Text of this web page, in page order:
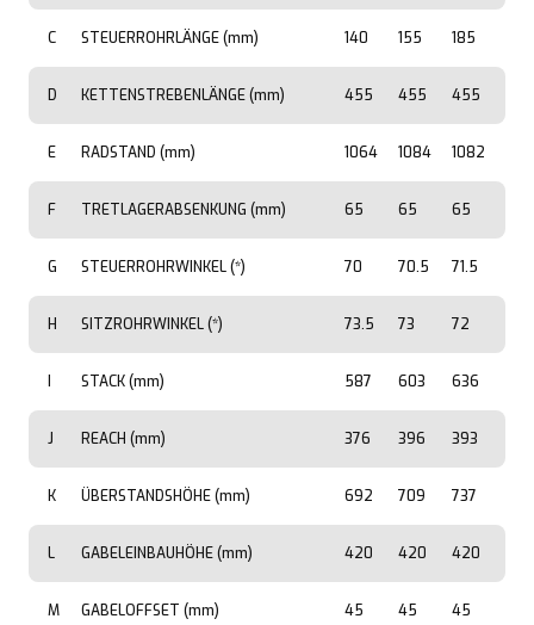
C STEUERROHRLÄNGE (mm) 140 155 185
D KETTENSTREBENLÄNGE (mm) 455 455 455
E RADSTAND (mm) 1064 1084 1082
F TRETLAGERABSENKUNG (mm) 65 65 65
G STEUERROHRWINKEL (*) 70 70.5 71.5
H SITZROHRWINKEL (*) 73.5 73 72
STACK (mm) 587 603 636
J REACH (mm) 376 396 393
K ÜBERSTANDSHÖHE (mm) 692 709 737
L GABELEINBAUHÖHE (mm) 420 420 420
M GABELOFFSET (mm) 45 45 45